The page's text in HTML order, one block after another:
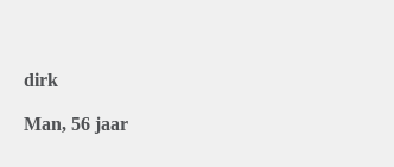
dirk
Man, 56 jaar